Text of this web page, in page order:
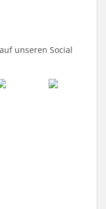
unseren Social